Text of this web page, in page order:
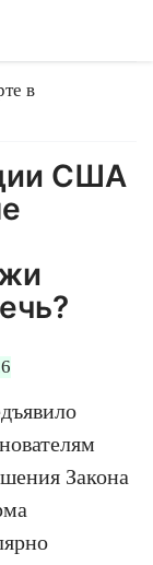
в
США
Закона